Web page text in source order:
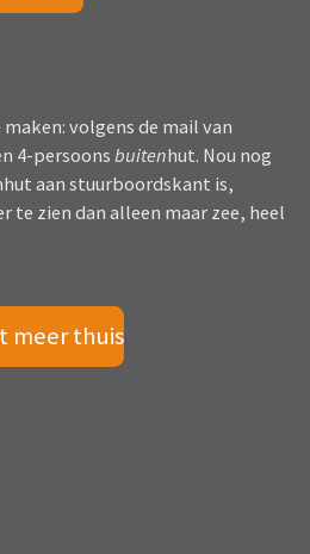
volgens de mail van
4-persoons buitenhut. Nou nog
aan stuurboordskant is,
te zien dan alleen maar zee, heel
meer thuis